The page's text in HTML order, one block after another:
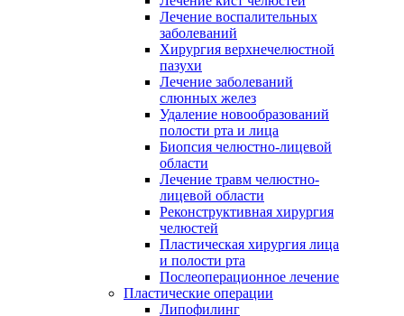
Лечение воспалительных
заболеваний
Хирургия верхнечелюстной
пазухи
Лечение заболеваний
слюнных желез
Удаление новообразований
полости рта и лица
Биопсия челюстно-лицевой
области
Лечение травм челюстно-
лицевой области
Реконструктивная хирургия
челюстей
Пластическая хирургия лица
и полости рта
Послеоперационное лечение
Пластические операции
Липофилинг